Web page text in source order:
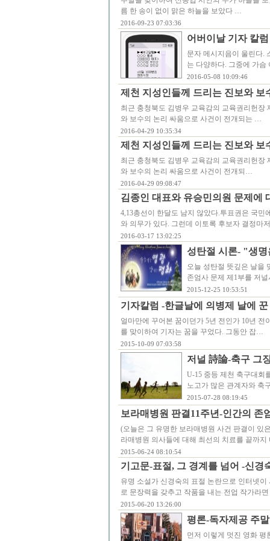
름 한 송이 없이 맑은 하늘을 보았다 …
2016-09-23 07:03:36
어버이날 기자 칼
문자 메시지음이 울린다.
는 다양하다. 그중에 가
2016-05-08 10:09:46
제천 지성인들께 드리는 진보와
최근 충청북도 김병우 교육감의 교육권리헌장
와 보수의 논리 싸움으로 사건이 전개되는 …
2016-04-29 10:35:34
제천 지성인들께 드리는 진보와
최근 충청북도 김병우 교육감의 교육권리헌장
와 보수의 논리 싸움으로 사건이 전개되…
2016-04-29 09:08:47
김종인 대표와 유승민의원 문제에
4,13총선이 한달도 남지 않았다.투표권은 국
와 의무가 있다. 그런데 이토록 후보자 결정마
2016-03-17 13:02:25
성탄절 시론- "생
오늘 성탄절 뜻깊은 날을
존엄사 문제 제1부를 저
2015-12-25 10:53:51
기자칼럼 -한글날에 의병제 날에
얼마만에 꾸어본 꿈이던가 5년 전인가 10년
를 맞이하여 기자는 꿈을 꾸었다. 그동안 잡…
2015-10-09 07:03:58
저널 詩論-축구 그
U-15 중등 제천 축구대회
노고가 많은 관계자와 축
2015-07-28 08:19:45
보라매병원 판결11주년-인간의 존
(오늘은 그 유명한 보라매병원 사건 판결이 있
라매병원 의사들에 대해 최선의 치료를 끝까
2015-06-24 08:10:54
기고문-표절, 그 경계를 넘어 -신경
유명 소설가 신경숙의 표절 논란으로 인터넷
로 문장력을 갖추고 작품을 내는 전업 작가라
2015-06-20 13:26:00
평론-독자제공 주
먼저 이렇게 멋진 영화 평